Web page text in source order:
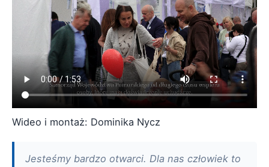
Wideo i montaż: Dominika Nycz
Jesteśmy bardzo otwarci. Dla nas człowiek to